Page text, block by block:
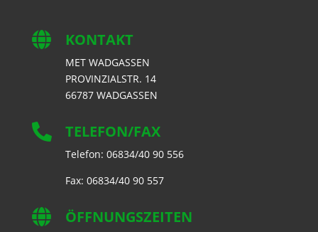
 KONTAKT
MET WADGASSEN
PROVINZIALSTR. 14
66787 WADGASSEN
 TELEFON/FAX
Telefon: 06834/40 90 556
Fax: 06834/40 90 557
 ÖFFNUNGSZEITEN